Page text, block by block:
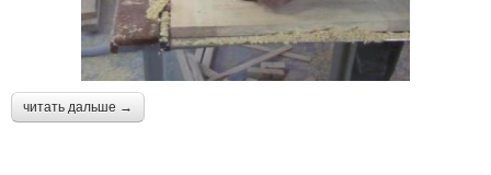
читать дальше →